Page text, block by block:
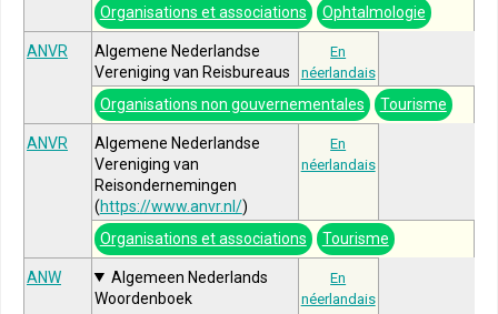
Organisations et associations Ophtalmologie
ANVR
Algemene Nederlandse
Vereniging van Reisbureaus
En
néerlandais
Organisations non gouvernementales Tourisme
ANVR
Algemene Nederlandse
Vereniging van
Reisondernemingen
(https://www.anvr.nl/)
En
néerlandais
Organisations et associations Tourisme
ANW
Algemeen Nederlands
Woordenboek
En
néerlandais